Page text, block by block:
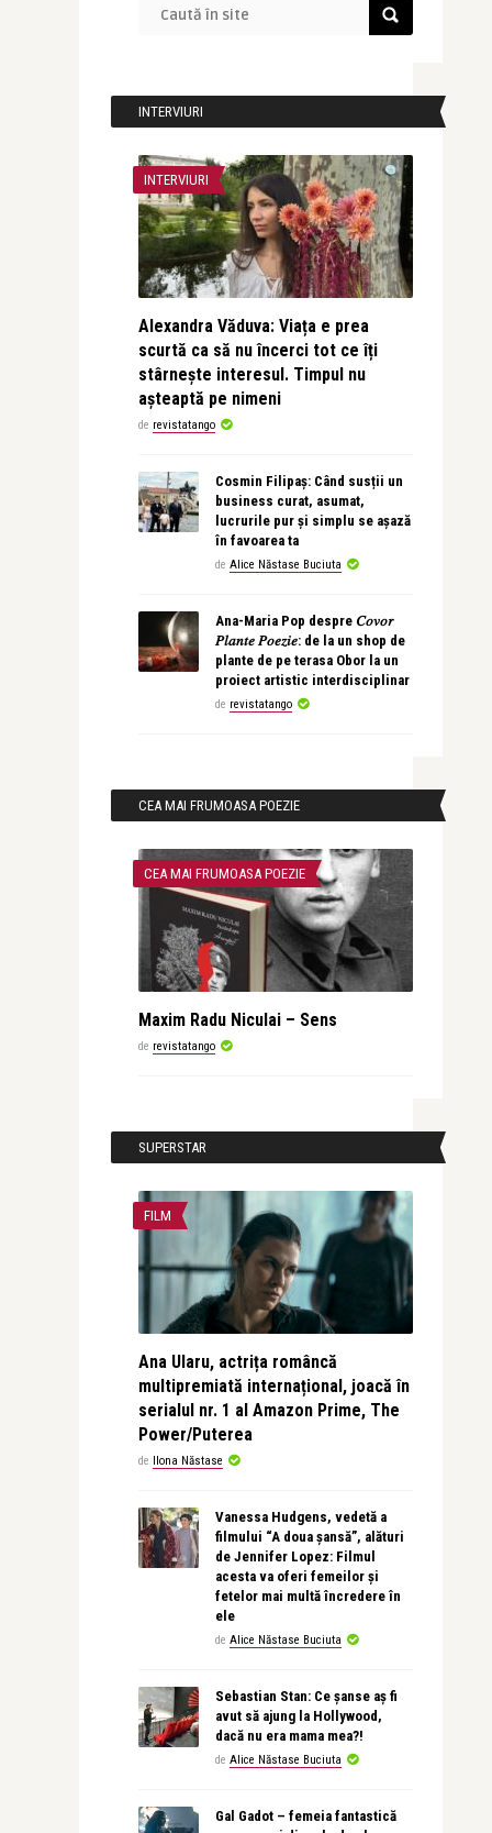
INTERVIURI
INTERVIURI
Alexandra Văduva: Viața e prea
scurtă ca să nu încerci tot ce îți
stârnește interesul. Timpul nu
așteaptă pe nimeni
de revistatango
Cosmin Filipaș: Când susții un
business curat, asumat,
lucrurile pur și simplu se așază
în favoarea ta
de Alice Năstase Buciuta
Ana-Maria Pop despre 𝐶𝑜𝑣𝑜𝑟
𝑃𝑙𝑎𝑛𝑡𝑒 𝑃𝑜𝑒𝑧𝑖𝑒: de la un shop de
plante de pe terasa Obor la un
proiect artistic interdisciplinar
de revistatango
CEA MAI FRUMOASA POEZIE
CEA MAI FRUMOASA POEZIE
Maxim Radu Niculai – Sens
de revistatango
SUPERSTAR
FILM
Ana Ularu, actrița româncă
multipremiată internațional, joacă în
serialul nr. 1 al Amazon Prime, The
Power/Puterea
de Ilona Năstase
Vanessa Hudgens, vedetă a
filmului “A doua șansă”, alături
de Jennifer Lopez: Filmul
acesta va oferi femeilor și
fetelor mai multă încredere în
ele
de Alice Năstase Buciuta
Sebastian Stan: Ce șanse aș fi
avut să ajung la Hollywood,
dacă nu era mama mea?!
de Alice Năstase Buciuta
Gal Gadot – femeia fantastică